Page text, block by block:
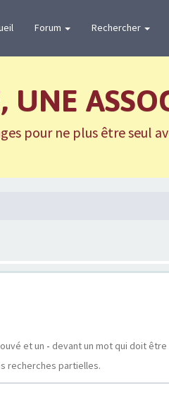
Forum Rechercher
UNE
pour ne plus être seul
et un - devant un mot qui doit
recherches partielles.